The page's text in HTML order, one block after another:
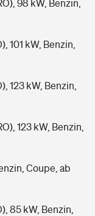
98 kW, Benzin,
101 kW, Benzin,
123 kW, Benzin,
123 kW, Benzin,
Coupe, ab
85 kW, Benzin,